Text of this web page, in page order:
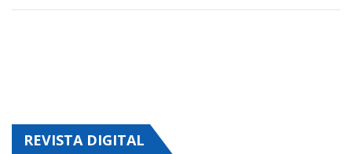
REVISTA DIGITAL